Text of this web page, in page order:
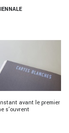
avant le premier
s’ouvrent